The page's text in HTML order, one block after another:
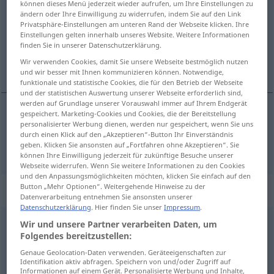
Übersicht aller Übersetzungen
(Für mehr Details die Übersetzung anklicken/antippen)
alpin
alpin alpine
Beispielsätze für "alpine"
alpine chough
Alpendohle
können dieses Menü jederzeit wieder aufrufen, um Ihre Einstellungen zu
ändern oder Ihre Einwilligung zu widerrufen, indem Sie auf den Link
Privatsphäre-Einstellungen am unteren Rand der Webseite klicken. Ihre
Einstellungen gelten innerhalb unseres Website. Weitere Informationen
finden Sie in unserer Datenschutzerklärung.
Wir verwenden Cookies, damit Sie unsere Webseite bestmöglich nutzen
und wir besser mit Ihnen kommunizieren können. Notwendige,
funktionale und statistische Cookies, die für den Betrieb der Webseite
und der statistischen Auswertung unserer Webseite erforderlich sind,
werden auf Grundlage unserer Vorauswahl immer auf Ihrem Endgerät
gespeichert. Marketing-Cookies und Cookies, die der Bereitstellung
personalisierter Werbung dienen, werden nur gespeichert, wenn Sie uns
durch einen Klick auf den „Akzeptieren“-Button Ihr Einverständnis
geben. Klicken Sie ansonsten auf „Fortfahren ohne Akzeptieren“. Sie
können Ihre Einwilligung jederzeit für zukünftige Besuche unserer
Webseite widerrufen. Wenn Sie weitere Informationen zu den Cookies
und den Anpassungsmöglichkeiten möchten, klicken Sie einfach auf den
Button „Mehr Optionen“. Weitergehende Hinweise zu der
Datenverarbeitung entnehmen Sie ansonsten unserer
Datenschutzerklärung. Hier finden Sie unserImpressum.
Wir und unsere Partner verarbeiten Daten, um
Folgendes bereitzustellen:
Genaue Geolocation-Daten verwenden. Geräteeigenschaften zur
Identifikation aktiv abfragen. Speichern von und/oder Zugriff auf
Informationen auf einem Gerät. Personalisierte Werbung und Inhalte,